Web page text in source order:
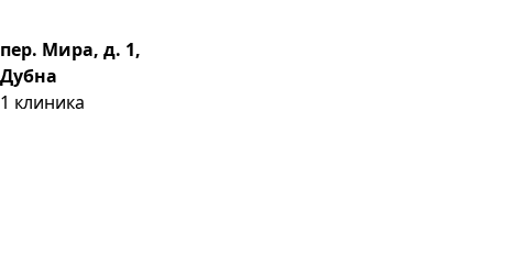
пер. Мира, д. 1,
Дубна
1 клиника